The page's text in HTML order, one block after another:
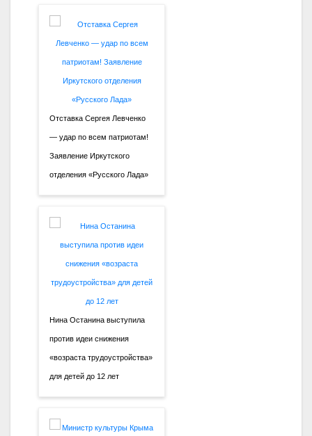
Отставка Сергея Левченко
— удар по всем патриотам!
Заявление Иркутского
отделения «Русского Лада»
Нина Останина выступила
против идеи снижения
«возраста трудоустройства»
для детей до 12 лет